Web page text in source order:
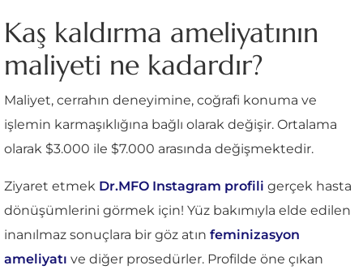
Kaş kaldırma ameliyatının
maliyeti ne kadardır?
Maliyet, cerrahın deneyimine, coğrafi konuma ve
işlemin karmaşıklığına bağlı olarak değişir. Ortalama
olarak $3.000 ile $7.000 arasında değişmektedir.
Ziyaret etmek Dr.MFO Instagram profili gerçek hasta
dönüşümlerini görmek için! Yüz bakımıyla elde edilen
inanılmaz sonuçlara bir göz atın feminizasyon
ameliyatı ve diğer prosedürler. Profilde öne çıkan